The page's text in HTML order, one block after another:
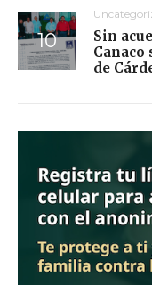
Sin
Canaco
de